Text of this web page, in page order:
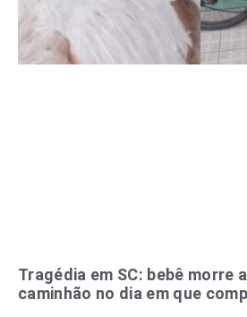
Tragédia em SC: bebê morre
caminhão no dia em que